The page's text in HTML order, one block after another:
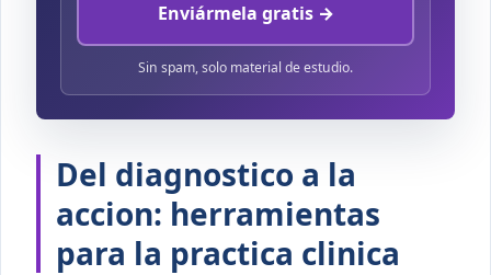
Enviármela gratis →
Sin spam, solo material de estudio.
Del diagnostico a la
accion: herramientas
para la practica clinica